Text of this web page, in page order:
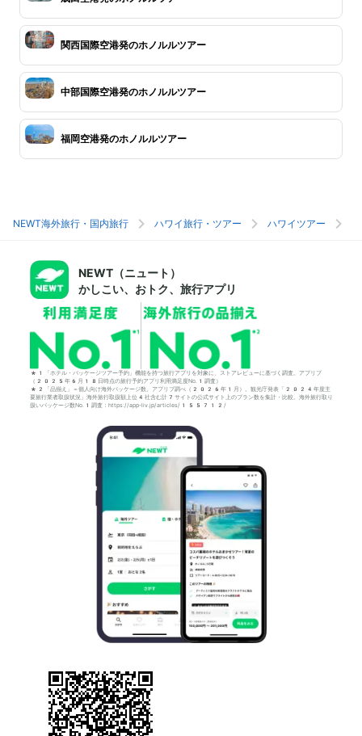
関西国際空港発のホノルルツアー
中部国際空港発のホノルルツアー
福岡空港発のホノルルツアー
NEWT海外旅行・国内旅行 ハワイ旅行・ツアー ハワイツアー
NEWT（ニュート）
かしこい、おトク、旅行アプリ
*1「ホテル・パッケージツアー予約」機能を持つ旅行アプリを対象に、ストアレビューに基づく調査。アプリブ
（2025年6月18日時点の旅行予約アプリ利用満足度No.1調査）
*2「品揃え」＝個人向け海外パッケージ数。アプリブ調べ（2026年1月）。観光庁発表「2024年度主
要旅行業者取扱状況」海外旅行取扱額上位4社含む計7サイトの公式サイト上のプラン数を集計・比較。海外旅行取り
扱いパッケージ数No.1調査：https://app-liv.jp/articles/155712/